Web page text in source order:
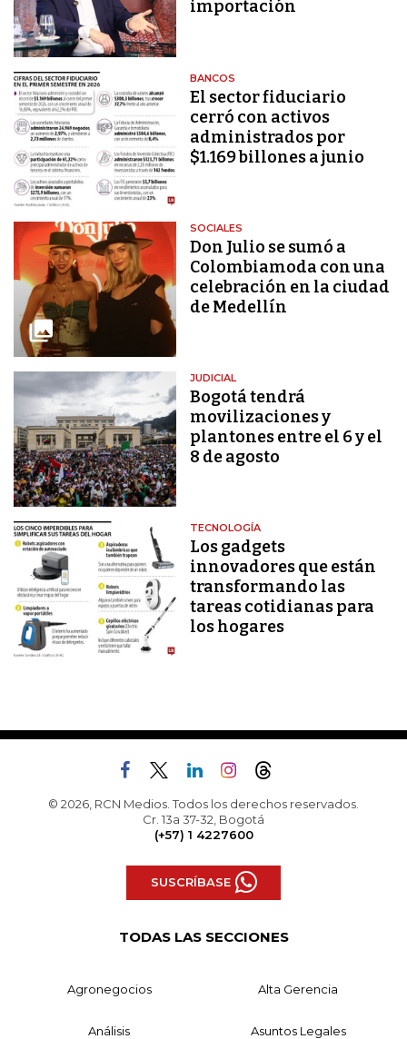
importación
BANCOS
El sector fiduciario
cerró con activos
administrados por
$1.169 billones a junio
SOCIALES
Don Julio se sumó a
Colombiamoda con una
celebración en la ciudad
de Medellín
JUDICIAL
Bogotá tendrá
movilizaciones y
plantones entre el 6 y el
8 de agosto
TECNOLOGÍA
Los gadgets
innovadores que están
transformando las
tareas cotidianas para
los hogares
© 2026, RCN Medios. Todos los derechos reservados.
Cr. 13a 37-32, Bogotá
(+57) 1 4227600
SUSCRÍBASE
TODAS LAS SECCIONES
Agronegocios Alta Gerencia
Análisis Asuntos Legales